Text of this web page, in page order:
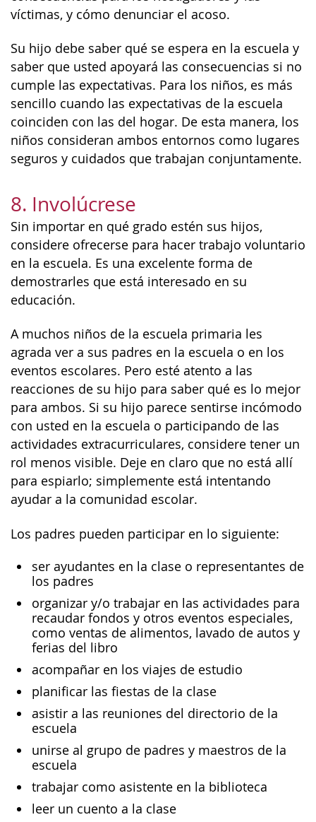
víctimas, y cómo denunciar el acoso.
Su hijo debe saber qué se espera en la escuela y
saber que usted apoyará las consecuencias si no
cumple las expectativas. Para los niños, es más
sencillo cuando las expectativas de la escuela
coinciden con las del hogar. De esta manera, los
niños consideran ambos entornos como lugares
seguros y cuidados que trabajan conjuntamente.
8. Involúcrese
Sin importar en qué grado estén sus hijos,
considere ofrecerse para hacer trabajo voluntario
en la escuela. Es una excelente forma de
demostrarles que está interesado en su
educación.
A muchos niños de la escuela primaria les
agrada ver a sus padres en la escuela o en los
eventos escolares. Pero esté atento a las
reacciones de su hijo para saber qué es lo mejor
para ambos. Si su hijo parece sentirse incómodo
con usted en la escuela o participando de las
actividades extracurriculares, considere tener un
rol menos visible. Deje en claro que no está allí
para espiarlo; simplemente está intentando
ayudar a la comunidad escolar.
Los padres pueden participar en lo siguiente:
ser ayudantes en la clase o representantes de
los padres
organizar y/o trabajar en las actividades para
recaudar fondos y otros eventos especiales,
como ventas de alimentos, lavado de autos y
ferias del libro
acompañar en los viajes de estudio
planificar las fiestas de la clase
asistir a las reuniones del directorio de la
escuela
unirse al grupo de padres y maestros de la
escuela
trabajar como asistente en la biblioteca
leer un cuento a la clase